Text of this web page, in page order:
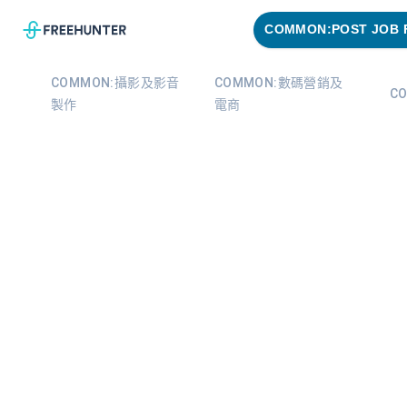
COMMON:POST JOB
COMMON:攝影及影音
製作
COMMON:數碼營銷及
電商